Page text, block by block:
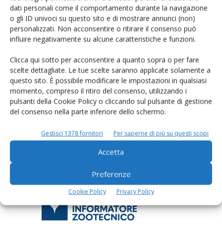
dati personali come il comportamento durante la navigazione
o gli ID univoci su questo sito e di mostrare annunci (non)
personalizzati. Non acconsentire o ritirare il consenso può
influire negativamente su alcune caratteristiche e funzioni.
Clicca qui sotto per acconsentire a quanto sopra o per fare
scelte dettagliate. Le tue scelte saranno applicate solamente a
questo sito. È possibile modificare le impostazioni in qualsiasi
momento, compreso il ritiro del consenso, utilizzando i
pulsanti della Cookie Policy o cliccando sul pulsante di gestione
del consenso nella parte inferiore dello schermo.
Gestisci 1378 fornitori Per saperne di più su questi scopi
Accetta
Preferenze
Cookie Policy Privacy Policy
Rimani aggiornato sul mondo
dell’agricoltura
Iscriviti alle nostre newsletter